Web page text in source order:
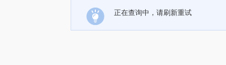
正在查询中，请刷新重试